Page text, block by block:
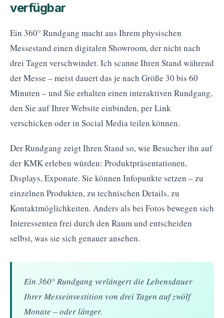
verfügbar
Ein 360° Rundgang macht aus Ihrem physischen
Messestand einen digitalen Showroom, der nicht nach
drei Tagen verschwindet. Ich scanne Ihren Stand während
der Messe – meist dauert das je nach Größe 30 bis 60
Minuten – und Sie erhalten einen interaktiven Rundgang,
den Sie auf Ihrer Website einbinden, per Link
verschicken oder in Social Media teilen können.
Der Rundgang zeigt Ihren Stand so, wie Besucher ihn auf
der KMK erleben würden: Produktpräsentationen,
Displays, Exponate. Sie können Infopunkte setzen – zu
einzelnen Produkten, zu technischen Details, zu
Kontaktmöglichkeiten. Anders als bei Fotos bewegen sich
Interessenten frei durch den Raum und entscheiden
selbst, was sie sich genauer ansehen.
Ein 360° Rundgang verlängert die Lebensdauer
Ihrer Messeinvestition von drei Tagen auf zwölf
Monate – oder länger.